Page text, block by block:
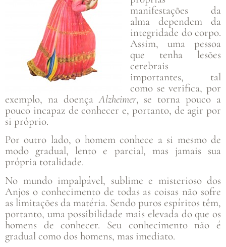
manifestações da
alma dependem da
integridade do corpo.
Assim, uma pessoa
que tenha lesões
cerebrais
importantes, tal
como se verifica, por
exemplo, na doençaAlzheimer, se torna pouco a
pouco incapaz de conhecer e, portanto, de agir por
si próprio.
Por outro lado, o homem conhece a si mesmo de
modo gradual, lento e parcial, mas jamais sua
própria totalidade.
No mundo impalpável, sublime e misterioso dos
Anjos o conhecimento de todas as coisas não sofre
as limitações da matéria. Sendo puros espíritos têm,
portanto, uma possibilidade mais elevada do que os
homens de conhecer. Seu conhecimento não é
gradual como dos homens, mas imediato.